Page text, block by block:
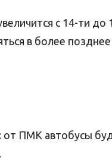
с 14-ти
в более позднее
ПМК автобусы